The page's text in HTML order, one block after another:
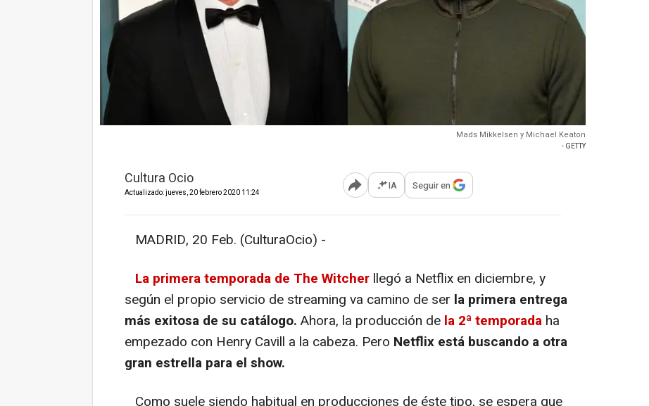
Mads Mikkelsen y Michael Keaton
- GETTY
Cultura Ocio
Actualizado: jueves, 20 febrero 2020 11:24 Abrir opciones para compartir
IA Seguir en
MADRID, 20 Feb. (CulturaOcio) -
La primera temporada de The Witcher llegó a Netflix en diciembre, y
según el propio servicio de streaming va camino de ser la primera entrega
más exitosa de su catálogo. Ahora, la producción de la 2ª temporada ha
empezado con Henry Cavill a la cabeza. Pero Netflix está buscando a otra
gran estrella para el show.
Como suele siendo habitual en producciones de éste tipo, se espera que